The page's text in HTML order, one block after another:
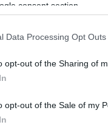
consent section.
Data Processing Opt Outs
opt-out of the Sharing of
opt-out of the Sale of my
Milena
di ieri il
di eseguire
ipotizzare che
da un wc chimico o
l’aria nella cabina